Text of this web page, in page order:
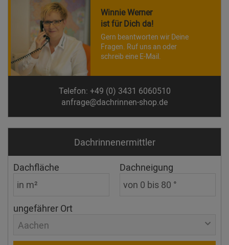
Winnie Werner
ist für Dich da!
Gern beantworten wir Deine
Fragen. Ruf uns an oder
schreib eine E-Mail.
Telefon: +49 (0) 3431 6060510
anfrage@dachrinnen-shop.de
Dachrinnen­ermittler
Dachfläche Dachneigung
ungefährer Ort
Aachen